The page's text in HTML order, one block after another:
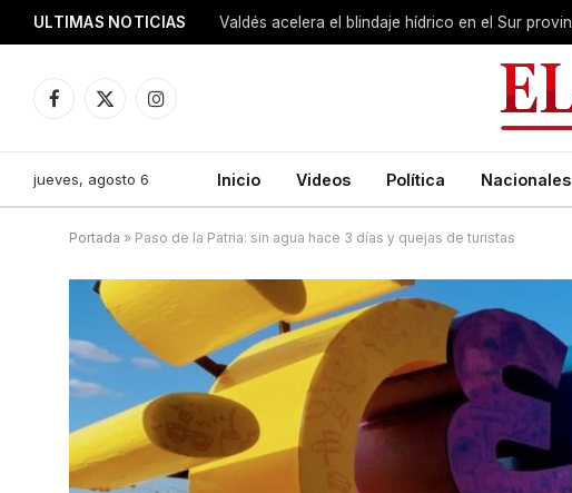
ULTIMAS NOTICIAS
Facebook
X
Instagram
jueves, agosto 6 Inicio Videos Política Nacionales
Portada » Paso de la Patria: sin agua hace 3 días y quejas de turistas